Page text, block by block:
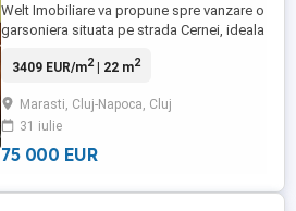
Welt Imobiliare va propune spre vanzare o
garsoniera situata pe strada Cernei, ideala
proprie, datorita pozitiei accesibile si a
suprafata utila de 22 mp, la care se
adauga un balcon de 2 mp, fiind situata la
etajul ...
3409 EUR/m2| 22 m2
Marasti, Cluj-Napoca, Cluj
31 iulie
75 000 EUR